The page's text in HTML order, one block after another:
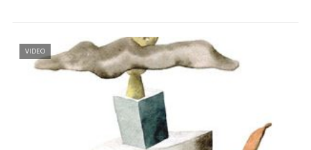
VIDEO